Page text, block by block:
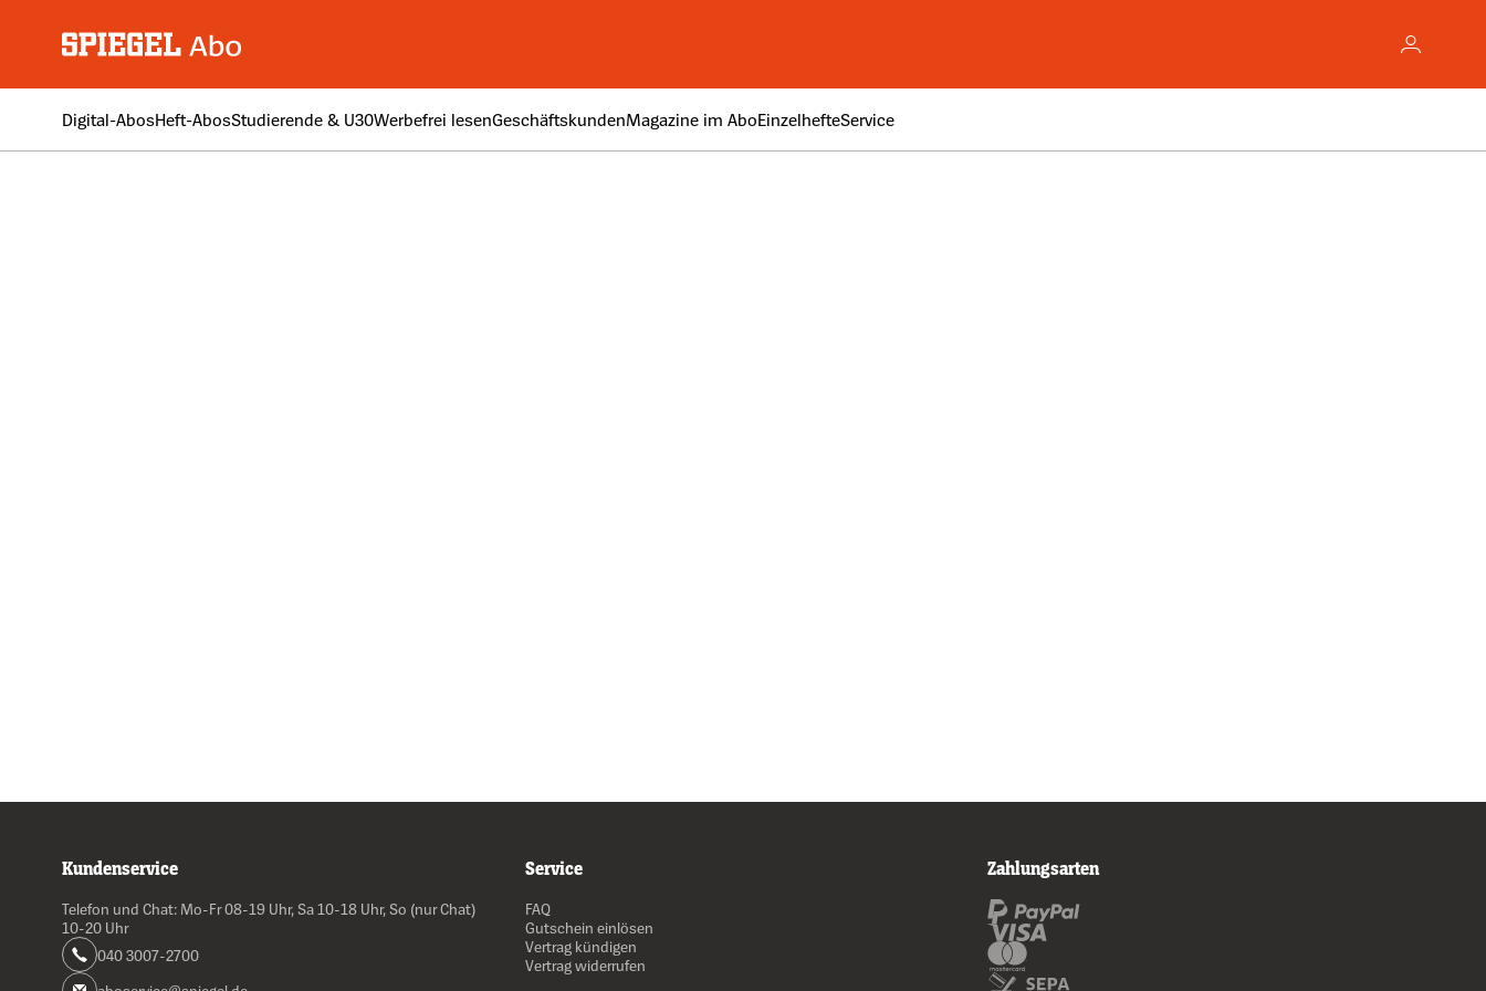
Digital-AbosHeft-AbosStudierende & U30Werbefrei lesenGeschäftskundenMagazine im AboEinzelhefteService
Kundenservice
Telefon und Chat: Mo-Fr 08-19 Uhr, Sa 10-18 Uhr, So (nur Chat)
10-20 Uhr
040 3007-2700
Service
FAQ
Gutschein einlösen
Vertrag kündigen
Vertrag widerrufen
Zahlungsarten